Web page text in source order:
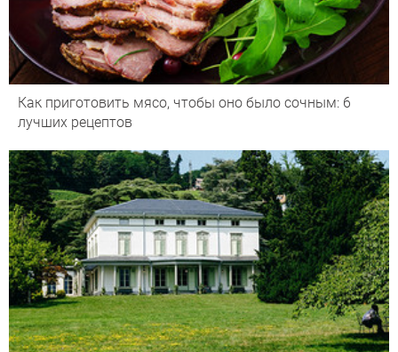
Как приготовить мясо, чтобы оно было сочным: 6
лучших рецептов